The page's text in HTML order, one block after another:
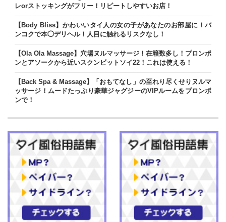
レorストッキングがフリー！リピートしやすいお店！
【Body Bliss】かわいいタイ人の女の子があなたのお部屋に！バ
ンコクで本◯デリヘル！人目に触れるリスクなし！
【Ola Ola Massage】穴場ヌルマッサージ！在籍数多し！プロンポ
ンとアソークから近いスクンビットソイ22！これは使える！
【Back Spa & Massage】「おもてなし」の至れり尽くせりヌルマ
ッサージ！ムードたっぷり豪華ジャグジーのVIPルームをプロンポ
ンで！